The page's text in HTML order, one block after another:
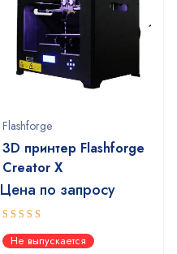
Flashforge
3D принтер Flashforge
Creator X
Цена по запросу
5out of 5
Не выпускается